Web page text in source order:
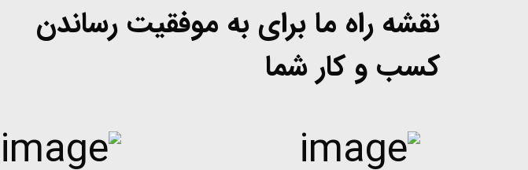
نقشه راه ما برای به موفقیت رساندن
کسب و کار شما